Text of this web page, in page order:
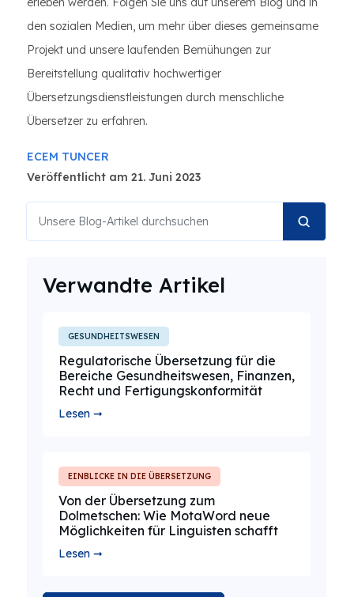
den sozialen Medien, um mehr über dieses gemeinsame
Projekt und unsere laufenden Bemühungen zur
Bereitstellung qualitativ hochwertiger
Übersetzungsdienstleistungen durch menschliche
Übersetzer zu erfahren.
ECEM TUNCER
Veröffentlicht am 21. Juni 2023
Verwandte Artikel
GESUNDHEITSWESEN
Regulatorische Übersetzung für die
Bereiche Gesundheitswesen, Finanzen,
Recht und Fertigungskonformität
Lesen ➞
EINBLICKE IN DIE ÜBERSETZUNG
Von der Übersetzung zum
Dolmetschen: Wie MotaWord neue
Möglichkeiten für Linguisten schafft
Lesen ➞